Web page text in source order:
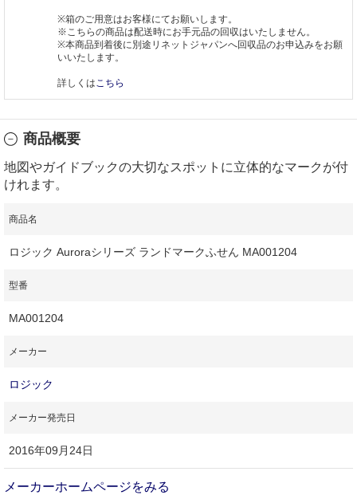
※箱のご用意はお客様にてお願いします。
※こちらの商品は配送時にお手元品の回収はいたしません。
※本商品到着後に別途リネットジャパンへ回収品のお申込みをお願
いいたします。
詳しくは こちら
商品概要
地図やガイドブックの大切なスポットに立体的なマークが付
けれます。
商品名
ロジック Auroraシリーズ ランドマークふせん MA001204
型番
MA001204
メーカー
ロジック
メーカー発売日
2016年09月24日
メーカーホームページをみる